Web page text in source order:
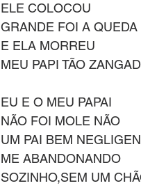
ELE COLOCOU
GRANDE FOI A QUEDA
E ELA MORREU
MEU PAPI TÃO
EU E O MEU PAPAI
NÃO FOI MOLE NÃO
UM PAI BEM
ME ABANDONANDO
SOZINHO,SEM UM